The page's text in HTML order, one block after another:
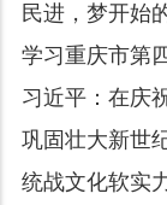
民进，梦开
学习重庆市第
习近平：在庆
巩固壮大新世
统战文化软实